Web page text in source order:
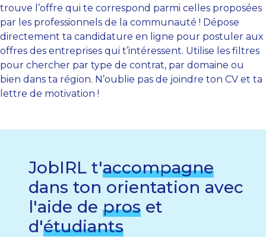
trouve l’offre qui te correspond parmi celles proposées
par les professionnels de la communauté ! Dépose
directement ta candidature en ligne pour postuler aux
offres des entreprises qui t’intéressent. Utilise les filtres
pour chercher par type de contrat, par domaine ou
bien dans ta région. N’oublie pas de joindre ton CV et ta
lettre de motivation !
JobIRL t'accompagne
dans ton orientation avec
l'aide de pros et
d'étudiants